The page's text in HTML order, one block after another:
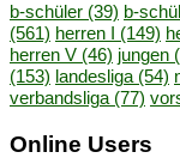
b-schüler (39) b-
(561) herren I (149)
herren V (46) jungen
(153) landesliga (54)
verbandsliga (77)
On­line Users